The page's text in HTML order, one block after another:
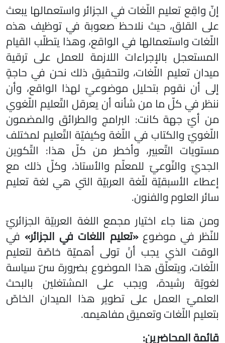
إنّ واقِع تعليم اللّغات في الجزائر واستعمالها يبعث
على القلق، حيث نلاحظ صعوبة في توظيف هذه
اللّغات واستعمالها في الواقع، وهذا يتطلّب القيام
المستعجل بالإجراءات اللازمة للعمل على ترقية
ميدان تعليم اللّغات، ولتحقيق ذلك نحن في حاجةٍ
إلى أن نقوم بتحليل موضوعيّ لهذا الواقع، وأن
ننظر في كلّ ما من شأنه أن يعرقل التّعليم اللّغوي
من أيّ جهة كانت: البرامج والطرائق والمضمون
اللّغويّ والكتاب في اللّغة وكيفيّة التّعليم لمختلف
مستويات التّعبير، وأخطر من كلّ هذا: التّكوين
الجديّ والنّوعيّ للمعلّم والأستاذ، وكلّ ذلك مع
إعطاء الأسبقيّة للّغة العربيّة التي هي لغة تعليم
سائر العلوم والفنون.
ومن هنا جاء اختيار مجمع اللغة العربيّة الجزائريّ
للنّظر في موضوع«تعليم اللغات في الجزائر»في
الوقت الذي يجب أنْ تولى أهميّة خاصّة لتعليم
اللّغات، ويتعلّق هذا الموضوع بضرورة سنّ سياسة
لغويّة رشيدة، ويجب على المشتغلين بالبحث
العلميّ العمل على تطوير هذا الميدان الخاصّ
بتعليم اللّغات وتعميق مفاهيمه.
قائمة المحاضرين: